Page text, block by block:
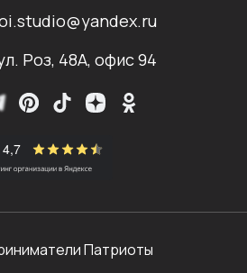
Роз, 48А, офис 94